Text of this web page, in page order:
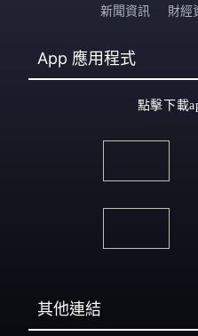
新聞資訊 財經
App 應用程式
點擊下載
其他連結